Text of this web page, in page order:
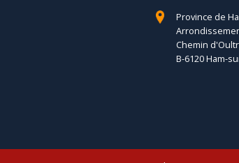
Province de
Chemin
B-6120 Ham-